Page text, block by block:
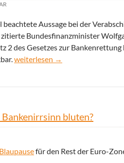
Aussage bei der
Bundesfinanzminister
2 des Gesetzes zur
Der Steuerzahler haftet
weiterlesen →
bluten?
für den Rest der Euro-